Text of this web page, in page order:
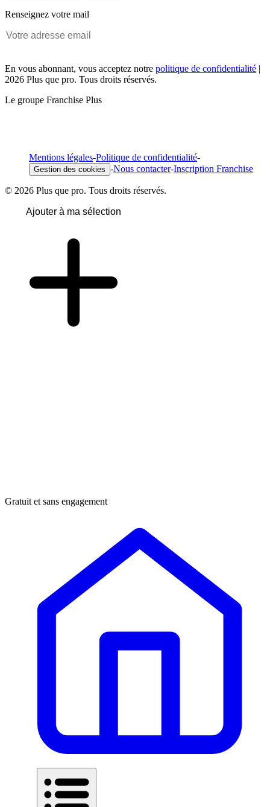
Renseignez votre mail
En vous abonnant, vous acceptez notre politique de confidentialité |
2026 Plus que pro. Tous droits réservés.
Le groupe Franchise Plus
Mentions légales-Politique de confidentialité-
Gestion des cookies -Nous contacter-Inscription Franchise
© 2026 Plus que pro. Tous droits réservés.
Ajouter à ma sélection
Gratuit et sans engagement